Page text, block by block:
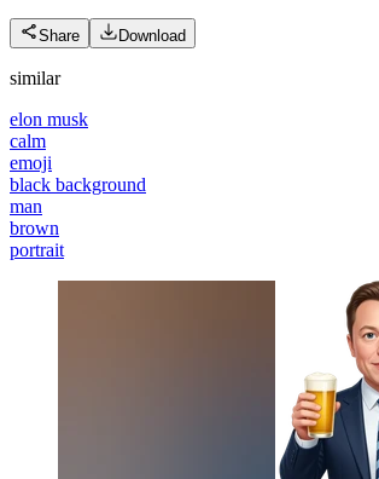
Share Download
similar
elon musk
calm
emoji
black background
man
brown
portrait